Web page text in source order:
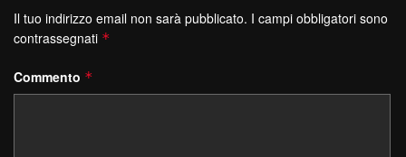
Il tuo indirizzo email non sarà pubblicato. I campi obbligatori sono
contrassegnati *
Commento *